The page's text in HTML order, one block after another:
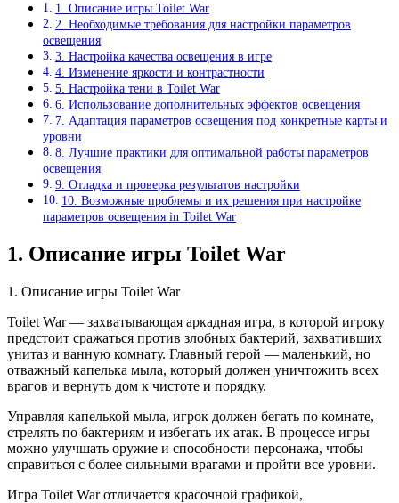
1. Описание игры Toilet War
2. Необходимые требования для настройки параметров
освещения
3. Настройка качества освещения в игре
4. Изменение яркости и контрастности
5. Настройка тени в Toilet War
6. Использование дополнительных эффектов освещения
7. Адаптация параметров освещения под конкретные карты и
уровни
8. Лучшие практики для оптимальной работы параметров
освещения
9. Отладка и проверка результатов настройки
10. Возможные проблемы и их решения при настройке
параметров освещения in Toilet War
1. Описание игры Toilet War
1. Описание игры Toilet War
Toilet War — захватывающая аркадная игра, в которой игроку
предстоит сражаться против злобных бактерий, захвативших
унитаз и ванную комнату. Главный герой — маленький, но
отважный капелька мыла, который должен уничтожить всех
врагов и вернуть дом к чистоте и порядку.
Управляя капелькой мыла, игрок должен бегать по комнате,
стрелять по бактериям и избегать их атак. В процессе игры
можно улучшать оружие и способности персонажа, чтобы
справиться с более сильными врагами и пройти все уровни.
Игра Toilet War отличается красочной графикой,